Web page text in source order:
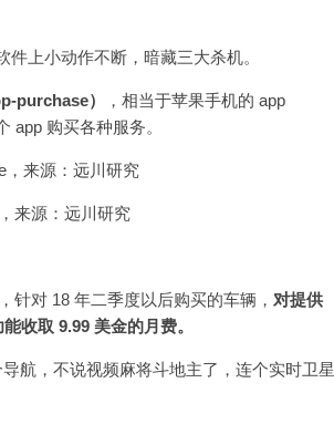
上小动作不断，暗藏三大杀机。
purchase）
，相当于苹果手机的 app
app 购买各种服务。
来源：远川研究
对 18 年二季度以后购买的车辆， 对提供
收取 9.99 美金的月费。
，不说视频麻将斗地主了，连个实时卫星